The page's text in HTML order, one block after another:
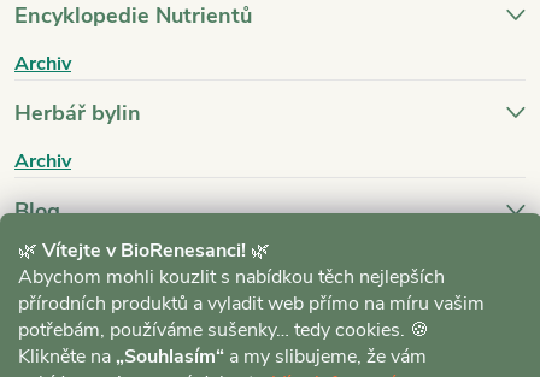
🌿 Vítejte v BioRenesanci! 🌿
Abychom mohli kouzlit s nabídkou těch nejlepších
přírodních produktů a vyladit web přímo na míru vašim
potřebám, používáme sušenky… tedy cookies. 🍪
Klikněte na „Souhlasím“ a my slibujeme, že vám
Encyklopedie Nutrientů
Archiv
Herbář bylin
Archiv
Blog
Archiv